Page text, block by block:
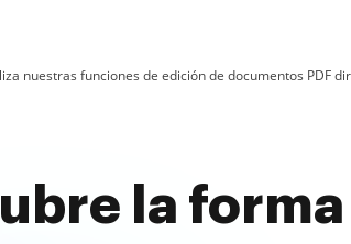
nuestras funciones de edición de documentos PDF
la